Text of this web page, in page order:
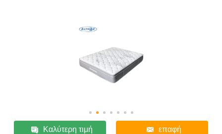
Καλύτερη τιμή επαφή